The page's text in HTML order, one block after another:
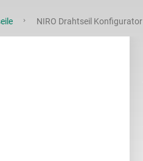
NIRO Drahtseil Konfigurator